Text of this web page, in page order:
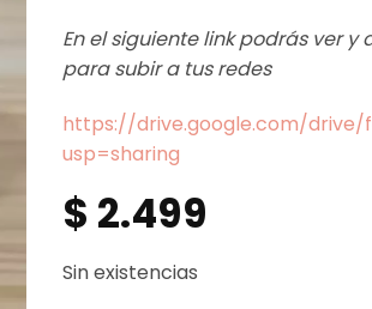
En el siguiente link podrás ver
para subir a tus redes
https://drive.google.com/drive/
usp=sharing
$ 2.499
Sin existencias